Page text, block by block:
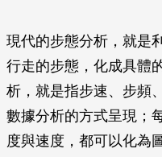
現代的步態分析，就是
行走的步態，化成具體
析，就是指步速、步頻
數據分析的方式呈現；
度與速度，都可以化為